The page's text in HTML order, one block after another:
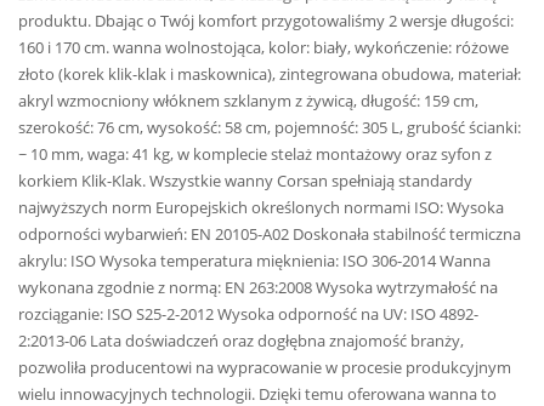
produktu. Dbając o Twój komfort przygotowaliśmy 2 wersje długości:
160 i 170 cm. wanna wolnostojąca, kolor: biały, wykończenie: różowe
złoto (korek klik-klak i maskownica), zintegrowana obudowa, materiał:
akryl wzmocniony włóknem szklanym z żywicą, długość: 159 cm,
szerokość: 76 cm, wysokość: 58 cm, pojemność: 305 L, grubość ścianki:
~ 10 mm, waga: 41 kg, w komplecie stelaż montażowy oraz syfon z
korkiem Klik-Klak. Wszystkie wanny Corsan spełniają standardy
najwyższych norm Europejskich określonych normami ISO: Wysoka
odporności wybarwień: EN 20105-A02 Doskonała stabilność termiczna
akrylu: ISO Wysoka temperatura mięknienia: ISO 306-2014 Wanna
wykonana zgodnie z normą: EN 263:2008 Wysoka wytrzymałość na
rozciąganie: ISO S25-2-2012 Wysoka odporność na UV: ISO 4892-
2:2013-06 Lata doświadczeń oraz dogłębna znajomość branży,
pozwoliła producentowi na wypracowanie w procesie produkcyjnym
wielu innowacyjnych technologii. Dzięki temu oferowana wanna to